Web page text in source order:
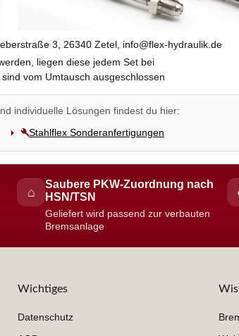
3, 26340 Zetel, info@flex-hydraulik.de
liegen diese jedem Set bei
vom Umtausch ausgeschlossen
individuelle Lösungen findest du hier:
Stahlflex Sonderanfertigungen
⌂
Saubere PKW-Zuordnung nach
HSN/TSN
Geliefert wird passend zur verbauten
Bremsanlage
Wichtiges
Datenschutz